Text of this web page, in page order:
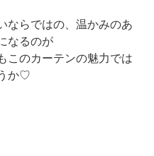
ならではの、温かみのあ
なるのが
このカーテンの魅力では
か♡